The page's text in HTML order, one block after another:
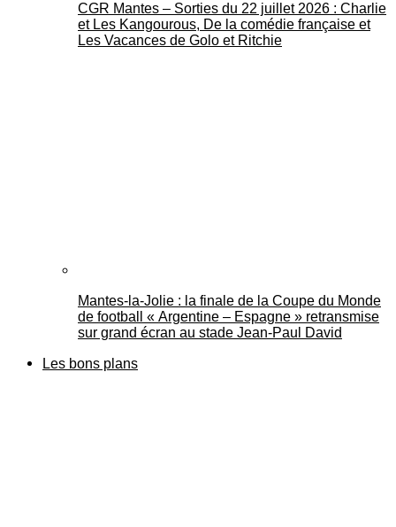
CGR Mantes – Sorties du 22 juillet 2026 : Charlie
et Les Kangourous, De la comédie française et
Les Vacances de Golo et Ritchie
Mantes-la-Jolie : la finale de la Coupe du Monde
de football « Argentine – Espagne » retransmise
sur grand écran au stade Jean-Paul David
Les bons plans